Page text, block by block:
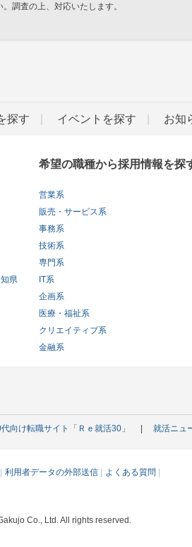
調査の上、対応いたします。
探す イベントを探す お知
県
希望の職種から採用情報を探
営業系
販売・サービス系
事務系
技術系
専門系
IT系
企画系
医療・福祉系
クリエイティブ系
金融系
向け転職サイト「Ｒｅ就活30」 就活ニュ
利用者データの外部送信 よくある質問
Co., Ltd. All rights reserved.